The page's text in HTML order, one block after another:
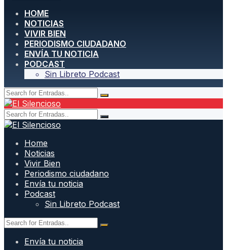
HOME
NOTICIAS
VIVIR BIEN
PERIODISMO CIUDADANO
ENVÍA TU NOTICIA
PODCAST
Sin Libreto Podcast
Home
Noticias
Vivir Bien
Periodismo ciudadano
Envía tu noticia
Podcast
Sin Libreto Podcast
Envía tu noticia